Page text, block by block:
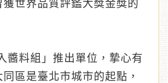
世界品質評鑑大獎金獎的
醬料組」推出單位，摯心有
區是臺北市城市的起點，